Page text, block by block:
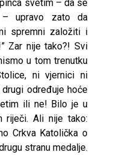
svetim – da se
– upravo zato da
spremni založiti i
Zar nije tako?! Svi
u tom trenutku
ni vjernici ni
određuje hoće
ili ne! Bilo je u
riječi. Ali nije tako:
Crkva Katolička o
stranu medalje.